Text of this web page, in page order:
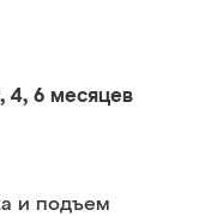
4, 6 месяцев
и подъем